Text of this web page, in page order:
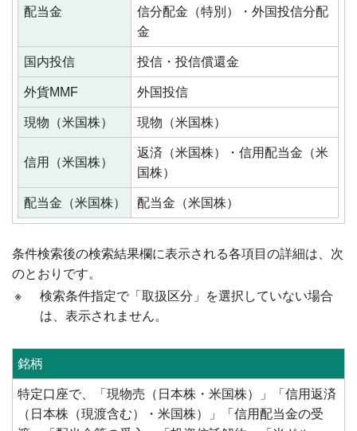
配当金
信分配金（特別）・外国投信分配
金
国内投信 投信・投信償還金
外貨MMF 外国投信
現物（米国株） 現物（米国株）
信用（米国株）
返済（米国株）・信用配当金（米
国株）
配当金（米国株） 配当金（米国株）
条件検索後の検索結果欄に表示される各項目の詳細は、次
のとおりです。
※
検索条件指定で「取扱区分」を選択していない場合
は、表示されません。
銘柄
特定口座で、「現物売（日本株・米国株）」「信用返済
（日本株（現渡含む）・米国株）」「信用配当金の受